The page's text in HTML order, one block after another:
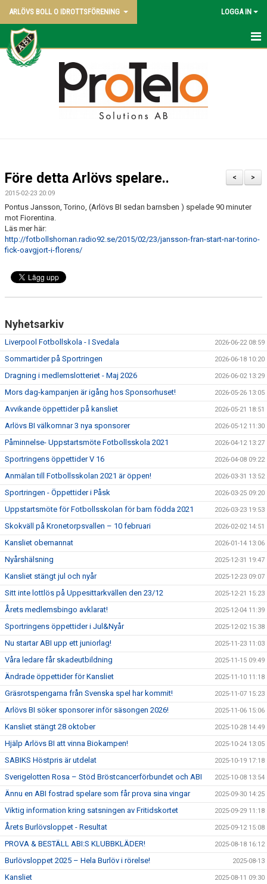
ARLÖVS BOLL O IDROTTSFÖRENING LOGGA IN
NYHETER
POLICY
KONTAKT SAMT KANSLI UPPGIFTER
STYRELSEN - 2026
GDPR
MATCHER
VÅRA KLUBBKLÄDER
HITTA HIT
>
<
Före detta Arlövs spelare..
2015-02-23 20:09
Pontus Jansson, Torino, (Arlövs BI sedan barnsben ) spelade 90 minuter
mot Fiorentina.
Läs mer här:
http://fotbollshornan.radio92.se/2015/02/23/jansson-fran-start-nar-torino-
fick-oavgjort-i-florens/
Nyhetsarkiv
Liverpool Fotbollskola - I Svedala 2026-06-22 08:59
Sommartider på Sportringen 2026-06-18 10:20
Dragning i medlemslotteriet - Maj 2026 2026-06-02 13:29
Mors dag-kampanjen är igång hos Sponsorhuset! 2026-05-26 13:05
Avvikande öppettider på kansliet 2026-05-21 18:51
Arlövs BI välkomnar 3 nya sponsorer 2026-05-12 11:30
Påminnelse- Uppstartsmöte Fotbollsskola 2021 2026-04-12 13:27
Sportringens öppettider V 16 2026-04-08 09:22
Anmälan till Fotbollsskolan 2021 är öppen! 2026-03-31 13:52
Sportringen - Öppettider i Påsk 2026-03-25 09:20
Uppstartsmöte för Fotbollsskolan för barn födda 2021 2026-03-23 19:53
Skokväll på Kronetorpsvallen – 10 februari 2026-02-02 14:51
Kansliet obemannat 2026-01-14 13:06
Nyårshälsning 2025-12-31 19:47
Kansliet stängt jul och nyår 2025-12-23 09:07
Sitt inte lottlös på Uppesittarkvällen den 23/12 2025-12-21 15:23
Årets medlemsbingo avklarat! 2025-12-04 11:39
Sportringens öppettider i Jul&Nyår 2025-12-02 15:38
Nu startar ABI upp ett juniorlag! 2025-11-23 11:03
Våra ledare får skadeutbildning 2025-11-15 09:49
Ändrade öppettider för Kansliet 2025-11-10 11:18
Gräsrotspengarna från Svenska spel har kommit! 2025-11-07 15:23
Arlövs BI söker sponsorer inför säsongen 2026! 2025-11-06 15:06
Kansliet stängt 28 oktober 2025-10-28 14:49
Hjälp Arlövs BI att vinna Biokampen! 2025-10-24 13:05
SABIKS Höstpris är utdelat 2025-10-19 17:18
Sverigelotten Rosa – Stöd Bröstcancerförbundet och ABI 2025-10-08 13:54
Ännu en ABI fostrad spelare som får prova sina vingar 2025-09-30 14:25
Viktig information kring satsningen av Fritidskortet 2025-09-29 11:18
Årets Burlövsloppet - Resultat 2025-09-12 15:08
PROVA & BESTÄLL ABI:S KLUBBKLÄDER! 2025-08-18 16:12
Burlövsloppet 2025 – Hela Burlöv i rörelse! 2025-08-13
Kansliet 2025-08-11 09:30